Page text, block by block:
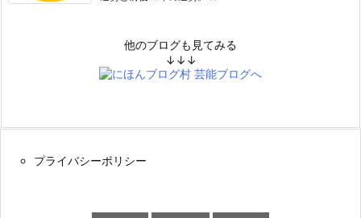
他のブログも見てみる
↓↓↓
プライバシーポリシー